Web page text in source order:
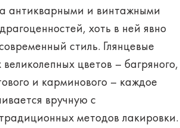
антикварными и винтажными
хоть в ней явно
стиль. Глянцевые
цветов – багряного,
и карминового – каждое
вручную с
методов лакировки.